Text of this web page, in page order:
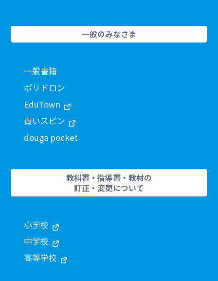
一般のみなさま
一般書籍
ポリドロン
EduTown
青いスピン
douga pocket
教科書・指導書・教材の
訂正・変更について
小学校
中学校
高等学校